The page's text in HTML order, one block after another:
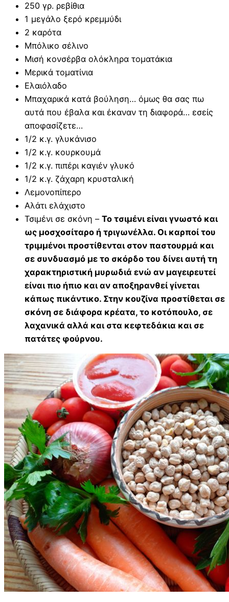
250 γρ. ρεβίθια
1 μεγάλο ξερό κρεμμύδι
2 καρότα
Μπόλικο σέλινο
Μισή κονσέρβα ολόκληρα τοματάκια
Μερικά τοματίνια
Ελαιόλαδο
Μπαχαρικά κατά βούληση… όμως θα σας πω
αυτά που έβαλα και έκαναν τη διαφορά… εσείς
αποφασίζετε…
1/2 κ.γ. γλυκάνισο
1/2 κ.γ. κουρκουμά
1/2 κ.γ. πιπέρι καγιέν γλυκό
1/2 κ.γ. ζάχαρη κρυσταλική
Λεμονοπίπερο
Αλάτι ελάχιστο
Τσιμένι σε σκόνη – Το τσιμένι είναι γνωστό και
ως μοσχοσίταρο ή τριγωνέλλα. Οι καρποί του
τριμμένοι προστίθενται στον παστουρμά και
σε συνδυασμό με το σκόρδο του δίνει αυτή τη
χαρακτηριστική μυρωδιά ενώ αν μαγειρευτεί
είναι πιο ήπιο και αν αποξηρανθεί γίνεται
κάπως πικάντικο. Στην κουζίνα προστίθεται σε
σκόνη σε διάφορα κρέατα, το κοτόπουλο, σε
λαχανικά αλλά και στα κεφτεδάκια και σε
πατάτες φούρνου.